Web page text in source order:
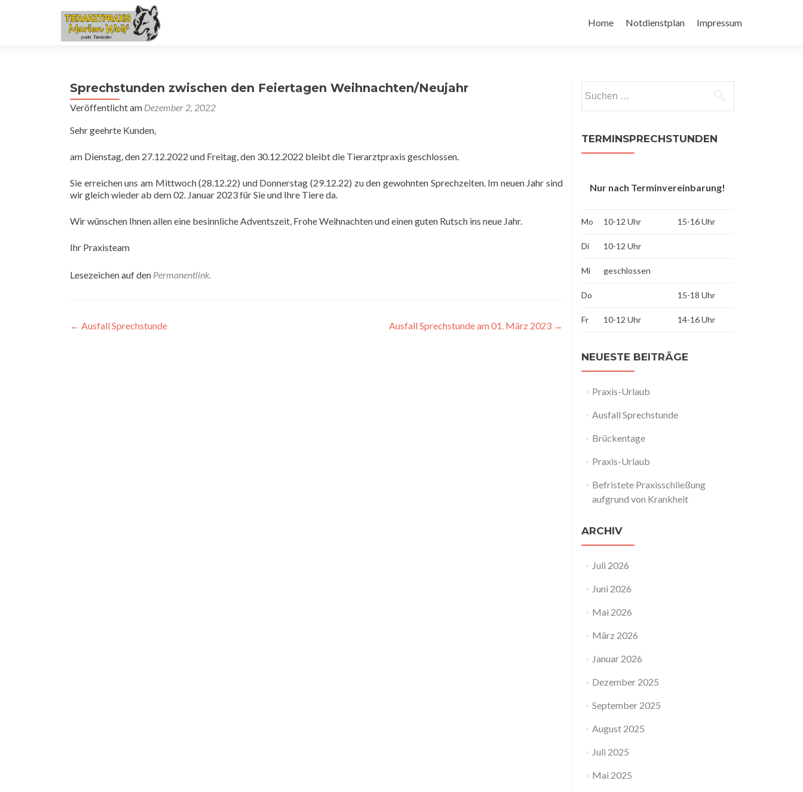
Inhalt
Home Notdienstplan Impressum
Sprechstunden zwischen den Feiertagen Weihnachten/Neujahr
Veröffentlicht am Dezember 2, 2022
Sehr geehrte Kunden,
am Dienstag, den 27.12.2022 und Freitag, den 30.12.2022 bleibt die Tierarztpraxis geschlossen.
Sie erreichen uns am Mittwoch (28.12.22) und Donnerstag (29.12.22) zu den gewohnten Sprechzeiten. Im neuen Jahr sind
wir gleich wieder ab dem 02. Januar 2023 für Sie und Ihre Tiere da.
Wir wünschen Ihnen allen eine besinnliche Adventszeit, Frohe Weihnachten und einen guten Rutsch ins neue Jahr.
Ihr Praxisteam
Lesezeichen auf den Permanentlink.
Beitragsnavigation
← Ausfall Sprechstunde Ausfall Sprechstunde am 01. März 2023 →
nach:
TERMINSPRECHSTUNDEN
Nur nach Terminvereinbarung!
Mo 10-12 Uhr 15-16 Uhr
Di 10-12 Uhr
Mi geschlossen
Do 15-18 Uhr
Fr 10-12 Uhr 14-16 Uhr
NEUESTE BEITRÄGE
Praxis-Urlaub
Ausfall Sprechstunde
Brückentage
Praxis-Urlaub
Befristete Praxisschließung
aufgrund von Krankheit
ARCHIV
Juli 2026
Juni 2026
Mai 2026
März 2026
Januar 2026
Dezember 2025
September 2025
August 2025
Juli 2025
Mai 2025